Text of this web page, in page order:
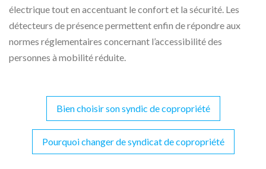
électrique tout en accentuant le confort et la sécurité. Les
détecteurs de présence permettent enfin de répondre aux
normes réglementaires concernant l’accessibilité des
personnes à mobilité réduite.
Navigation
l’article
Bien choisir son syndic de copropriété
Pourquoi changer de syndicat de copropriété